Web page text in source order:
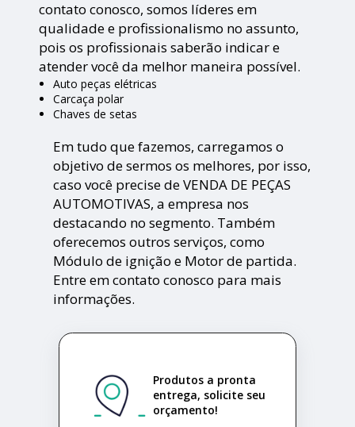
contato conosco, somos líderes em
qualidade e profissionalismo no assunto,
pois os profissionais saberão indicar e
atender você da melhor maneira possível.
Auto peças elétricas
Carcaça polar
Chaves de setas
Em tudo que fazemos, carregamos o
objetivo de sermos os melhores, por isso,
caso você precise de VENDA DE PEÇAS
AUTOMOTIVAS, a empresa nos
destacando no segmento. Também
oferecemos outros serviços, como
Módulo de ignição e Motor de partida.
Entre em contato conosco para mais
informações.
Produtos a pronta
entrega, solicite seu
orçamento!